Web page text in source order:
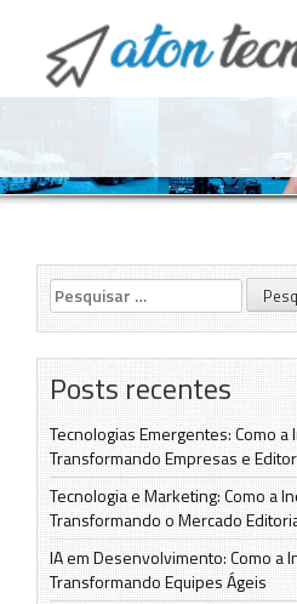
O point da Tecnologia
Pesquisar
por:
Posts recentes
Tecnologias Emergentes: Como a
Transformando Empresas e
Tecnologia e Marketing: Como a
Transformando o Mercado
IA em Desenvolvimento: Como a
Transformando Equipes Ágeis